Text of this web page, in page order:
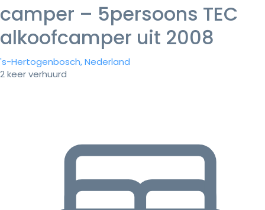
camper – 5persoons TEC
alkoofcamper uit 2008
's-Hertogenbosch, Nederland
2 keer verhuurd